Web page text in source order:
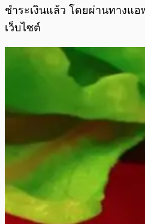
ชำระเงินแล้ว โดยผ่านทางแ
เว็บไซต์